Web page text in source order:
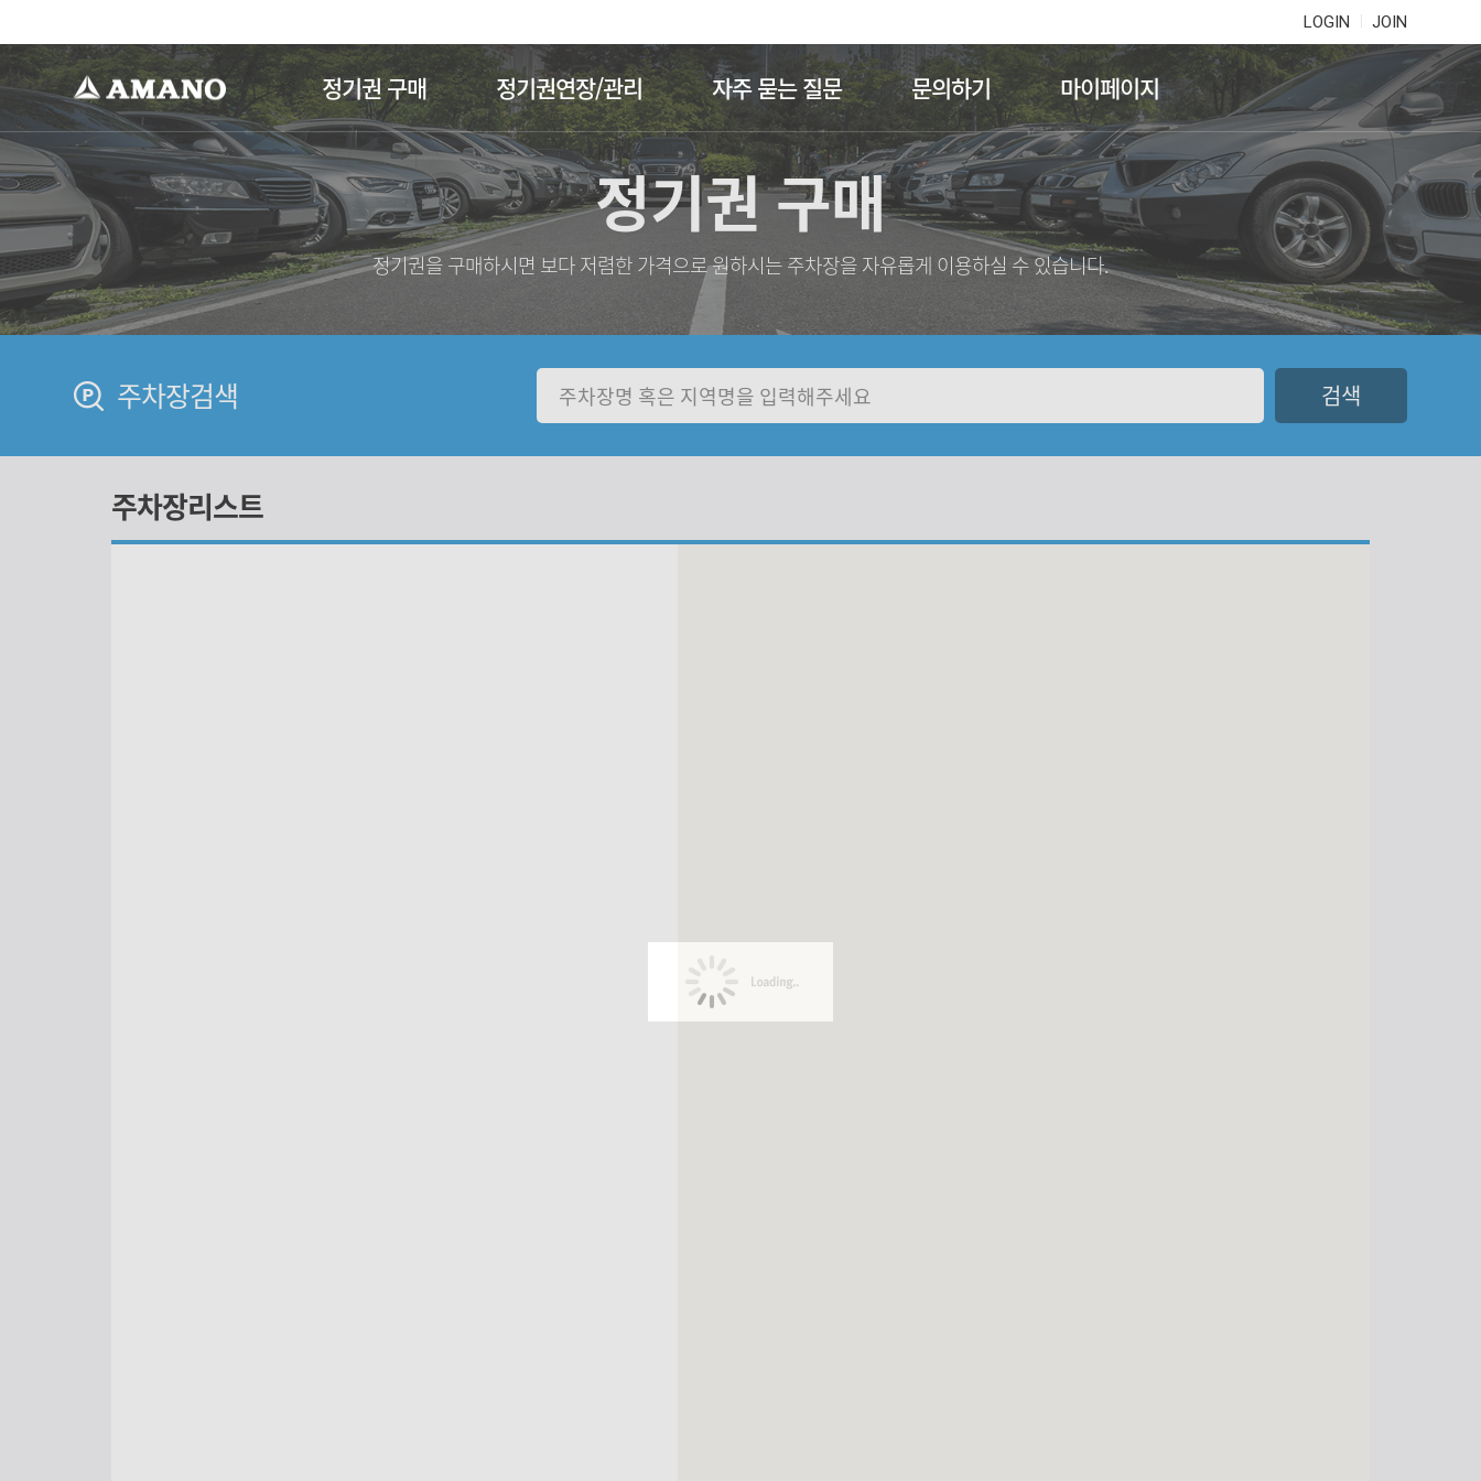
LOGIN JOIN
정기권 구매 정기권연장/관리 자주 묻는 질문 문의하기 마이페이지
정기권 구매
정기권을 구매하시면 보다 저렴한 가격으로 원하시는 주차장을 자유롭게 이용하실 수 있습니다.
주차장검색
주차장리스트